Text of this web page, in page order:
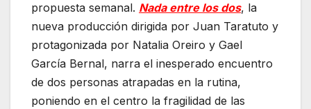
propuesta semanal. Nada entre los dos, la
nueva producción dirigida por Juan Taratuto y
protagonizada por Natalia Oreiro y Gael
García Bernal, narra el inesperado encuentro
de dos personas atrapadas en la rutina,
poniendo en el centro la fragilidad de las